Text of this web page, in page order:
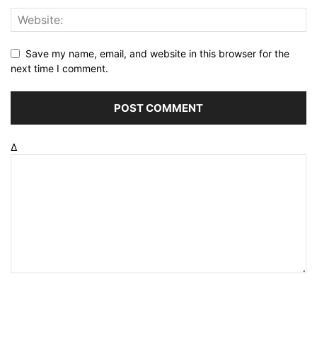
Save my name, email, and website in this browser for the
next time I comment.
Δ